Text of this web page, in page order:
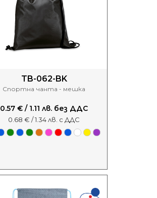
TB-062-BK
Спортна чанта - мешка
0.57 € / 1.11 лв. без ДДС
0.68 € / 1.34 лв. с ДДС